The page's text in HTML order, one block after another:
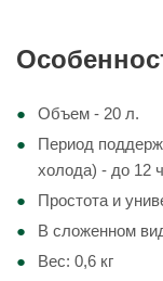
Объем - 20 л.
Период
холода) - до 12
Простота и
В сложенном
Вес: 0,6 кг